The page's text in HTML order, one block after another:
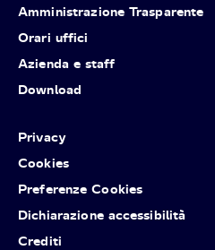
Amministrazione Trasparente
Orari uffici
Azienda e staff
Download
Privacy
Cookies
Preferenze Cookies
Dichiarazione accessibilità
Crediti